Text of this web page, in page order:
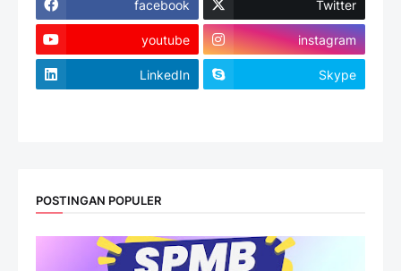
facebook Twitter
youtube instagram
LinkedIn Skype
POSTINGAN POPULER